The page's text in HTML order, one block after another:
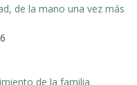
de la mano una vez más
de la familia